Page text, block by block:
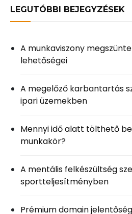
LEGUTÓBBI BEJEGYZÉSEK
A munkaviszony
lehetőségei
A megelőző karbantartás
ipari üzemekben
Mennyi idő alatt tölthető
munkakör?
A mentális felkészültség
sportteljesítményben
Prémium domain